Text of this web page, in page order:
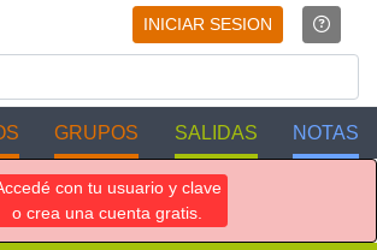
INICIAR SESION
GRUPOS SALIDAS NOTAS
con tu usuario y clave
o crea una cuenta gratis.